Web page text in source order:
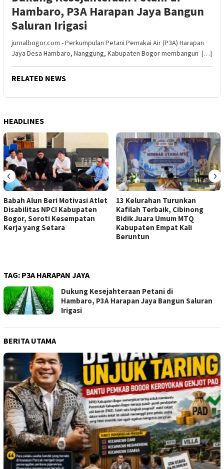
Hambaro, P3A Harapan Jaya Bangun
Saluran Irigasi
jurnalbogor.com - Perkumpulan Petani Pemakai Air (P3A) Harapan
Jaya Desa Hambaro, Nanggung, Kabupaten Bogor membangun […]
RELATED NEWS
HEADLINES
Babah Alun Beri Motivasi Atlet
Disabilitas NPCI Kabupaten
Bogor, Soroti Kesempatan
Kerja yang Setara
13 Kelurahan Turunkan
Kafilah Terbaik, Cibinong
Bidik Juara Umum MTQ
Kabupaten Empat Kali
Beruntun
‹ ›
TAG: P3A HARAPAN JAYA
Dukung Kesejahteraan Petani di
Hambaro, P3A Harapan Jaya Bangun Saluran
Irigasi
BERITA UTAMA